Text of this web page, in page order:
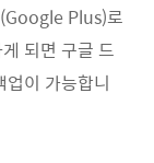
Plus)로
되면 구글 드
이 가능합니